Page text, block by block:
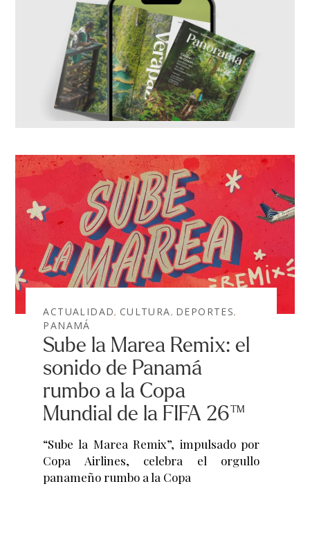
ACTUALIDAD, CULTURA, DEPORTES,
PANAMÁ
Sube la Marea Remix: el
sonido de Panamá
rumbo a la Copa
Mundial de la FIFA 26™
“Sube la Marea Remix”, impulsado por
Copa Airlines, celebra el orgullo
panameño rumbo a la Copa